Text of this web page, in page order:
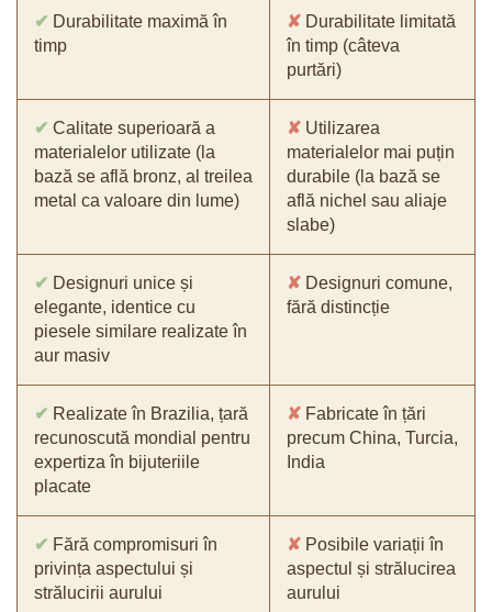
✔ Durabilitate maximă în
timp
✘ Durabilitate limitată
în timp (câteva
purtări)
✔ Calitate superioară a
materialelor utilizate (la
bază se află bronz, al treilea
metal ca valoare din lume)
✘ Utilizarea
materialelor mai puțin
durabile (la bază se
află nichel sau aliaje
slabe)
✔ Designuri unice și
elegante, identice cu
piesele similare realizate în
aur masiv
✘ Designuri comune,
fără distincție
✔ Realizate în Brazilia, țară
recunoscută mondial pentru
expertiza în bijuteriile
placate
✘ Fabricate în țări
precum China, Turcia,
India
✔ Fără compromisuri în
privința aspectului și
strălucirii aurului
✘ Posibile variații în
aspectul și strălucirea
aurului